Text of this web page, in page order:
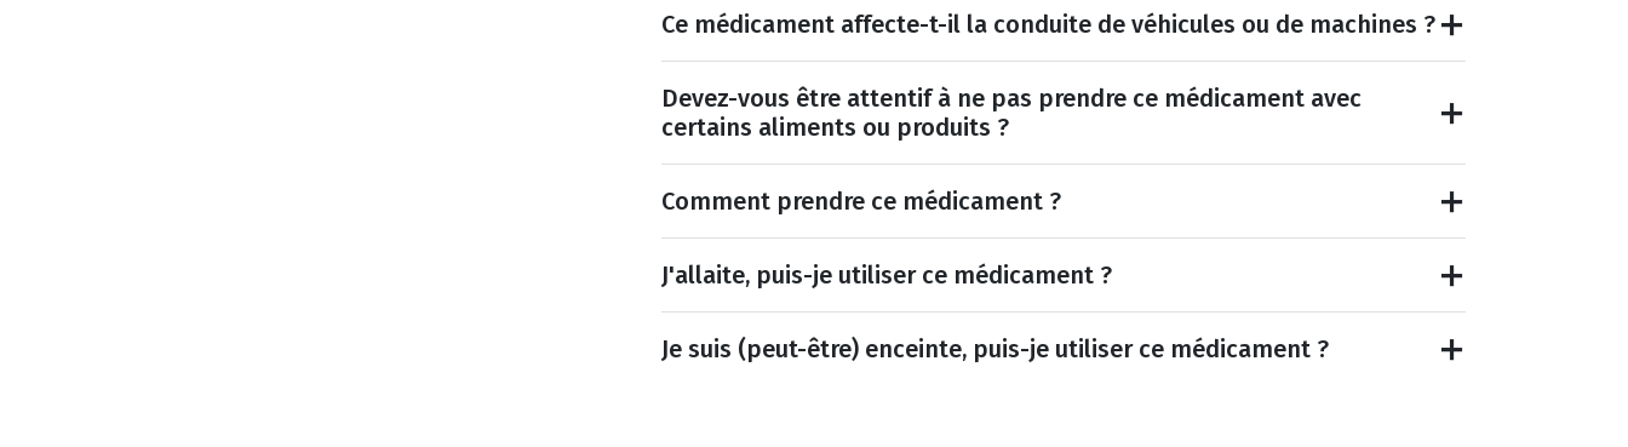
Ce médicament affecte-t-il la conduite de véhicules ou de machines ?
Devez-vous être attentif à ne pas prendre ce médicament avec
certains aliments ou produits ?
Comment prendre ce médicament ?
J'allaite, puis-je utiliser ce médicament ?
Je suis (peut-être) enceinte, puis-je utiliser ce médicament ?